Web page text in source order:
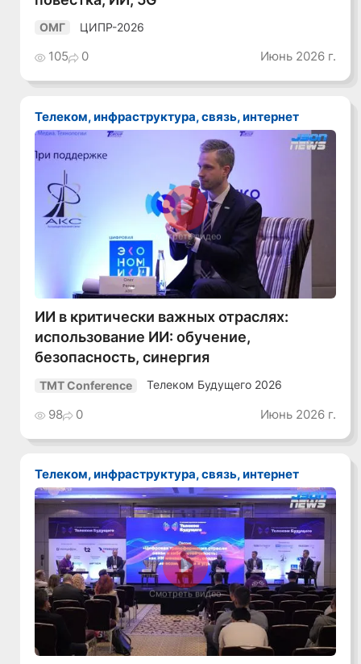
ОМГ ЦИПР-2026
105 0 Июнь 2026 г.
Телеком, инфраструктура, связь, интернет
Смотреть видео
ИИ в критически важных отраслях:
использование ИИ: обучение,
безопасность, синергия
TMT Conference Телеком Будущего 2026
98 0 Июнь 2026 г.
Телеком, инфраструктура, связь, интернет
Смотреть видео